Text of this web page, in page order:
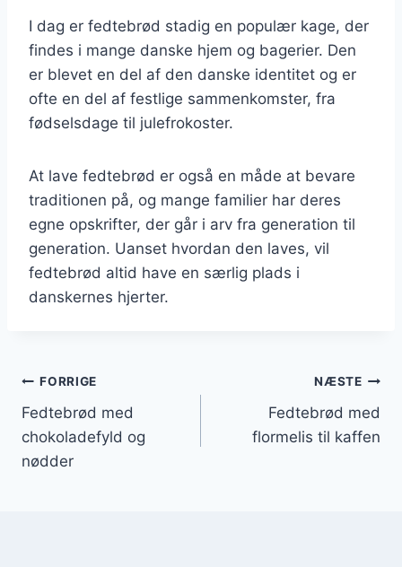
I dag er fedtebrød stadig en populær kage, der
findes i mange danske hjem og bagerier. Den
er blevet en del af den danske identitet og er
ofte en del af festlige sammenkomster, fra
fødselsdage til julefrokoster.
At lave fedtebrød er også en måde at bevare
traditionen på, og mange familier har deres
egne opskrifter, der går i arv fra generation til
generation. Uanset hvordan den laves, vil
fedtebrød altid have en særlig plads i
danskernes hjerter.
Indlægsnavigation
FORRIGE
Fedtebrød med
chokoladefyld og
nødder
NÆSTE
Fedtebrød med
flormelis til kaffen